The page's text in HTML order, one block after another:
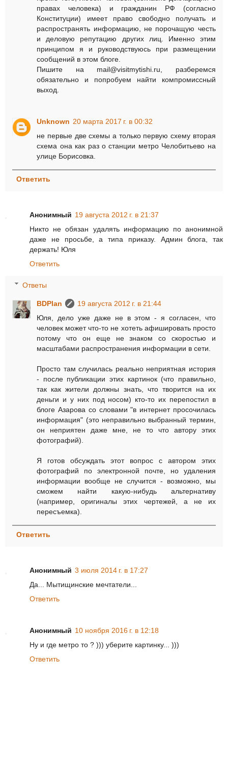
правах человека) и гражданин РФ (согласно
Конституции) имеет право свободно получать и
распространять информацию, не порочащую честь
и деловую репутацию других лиц. Именно этим
принципом я и руководствуюсь при размещении
сообщений в этом блоге.
Пишите на mail@visitmytishi.ru, разберемся
обязательно и попробуем найти компромиссный
выход.
Unknown 20 марта 2017 г. в 00:32
не первые две схемы а только первую схему вторая
схема она как раз о станции метро Челобитьево на
улице Борисовка.
Ответить
Анонимный 19 августа 2012 г. в 21:37
Никто не обязан удалять информацию по анонимной
даже не просьбе, а типа приказу. Админ блога, так
держать! Юля
Ответить
Ответы
BDPlan
19 августа 2012 г. в 21:44
Юля, дело уже даже не в этом - я согласен, что
человек может что-то не хотеть афишировать просто
потому что он еще не знаком со скоростью и
масштабами распространения информации в сети.
Просто там случилась реально неприятная история
- после публикации этих картинок (что правильно,
так как жители должны знать, что творится на их
деньги и у них под носом) кто-то их перепостил в
блоге Азарова со словами "в интернет просочилась
информация" (это неправильно выбранный термин,
он неприятен даже мне, не то что автору этих
фотографий).
Я готов обсуждать этот вопрос с автором этих
фотографий по электронной почте, но удаления
информации вообще не случится - возможно, мы
сможем найти какую-нибудь альтернативу
(например, оригиналы этих чертежей, а не их
пересъемка).
Ответить
Анонимный 3 июля 2014 г. в 17:27
Да... Мытищинские мечтатели...
Ответить
Анонимный 10 ноября 2016 г. в 12:18
Ну и где метро то ? ))) уберите картинку... )))
Ответить